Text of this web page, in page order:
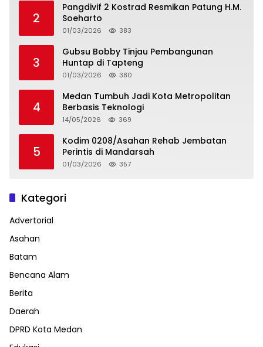
2
Pangdivif 2 Kostrad Resmikan Patung H.M.
Soeharto
01/03/2026 383
3
Gubsu Bobby Tinjau Pembangunan
Huntap di Tapteng
01/03/2026 380
4
Medan Tumbuh Jadi Kota Metropolitan
Berbasis Teknologi
14/05/2026 369
5
Kodim 0208/Asahan Rehab Jembatan
Perintis di Mandarsah
01/03/2026 357
Kategori
Advertorial
Asahan
Batam
Bencana Alam
Berita
Daerah
DPRD Kota Medan